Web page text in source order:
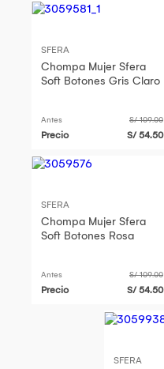
SFERA
Chompa Mujer Sfera
Soft Botones Gris Claro
Antes S/ 109.00
Precio S/ 54.50
SFERA
Chompa Mujer Sfera
Soft Botones Rosa
Antes S/ 109.00
Precio S/ 54.50
SFERA